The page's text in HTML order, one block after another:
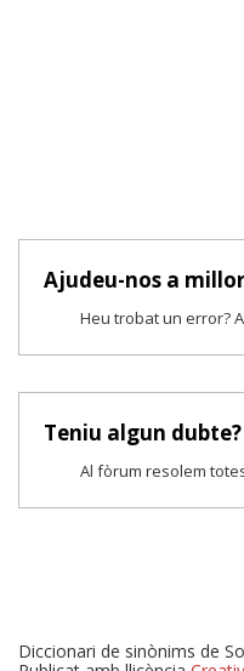
Ajudeu-nos a
Heu trobat un error?
Teniu algun dubte?
Al fòrum resolem
Diccionari de sinònims de